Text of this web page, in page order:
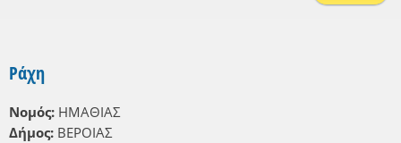
Ράχη
Νομός: ΗΜΑΘΙΑΣ
Δήμος: ΒΕΡΟΙΑΣ